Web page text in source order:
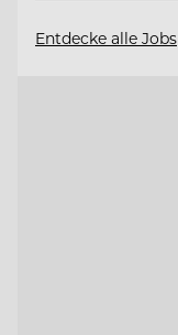
Entdecke alle Jobs